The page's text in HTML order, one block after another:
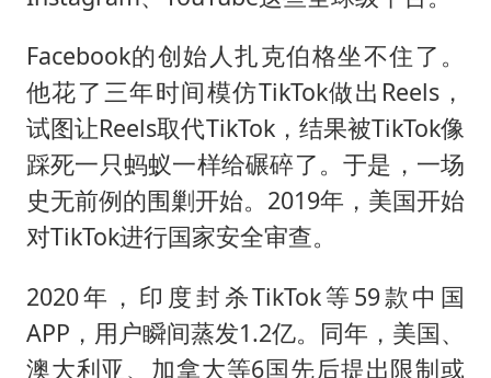
Facebook的创始人扎克伯格坐不住了。
他花了三年时间模仿TikTok做出Reels，
试图让Reels取代TikTok，结果被TikTok像
踩死一只蚂蚁一样给碾碎了。于是，一场
史无前例的围剿开始。2019年，美国开始
对TikTok进行国家安全审查。
2020年，印度封杀TikTok等59款中国
APP，用户瞬间蒸发1.2亿。同年，美国、
澳大利亚、加拿大等6国先后提出限制或